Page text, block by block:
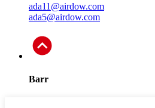
ada11@airdow.com
ada5@airdow.com
Barr